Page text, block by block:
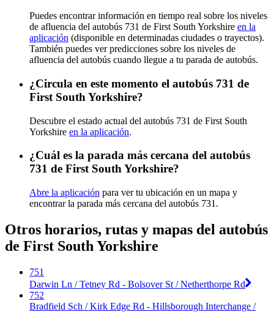
Puedes encontrar información en tiempo real sobre los niveles
de afluencia del autobús 731 de First South Yorkshire en la
aplicación (disponible en determinadas ciudades o trayectos).
También puedes ver predicciones sobre los niveles de
afluencia del autobús cuando llegue a tu parada de autobús.
¿Circula en este momento el autobús 731 de
First South Yorkshire?
Descubre el estado actual del autobús 731 de First South
Yorkshire en la aplicación.
¿Cuál es la parada más cercana del autobús
731 de First South Yorkshire?
Abre la aplicación para ver tu ubicación en un mapa y
encontrar la parada más cercana del autobús 731.
Otros horarios, rutas y mapas del autobús
de First South Yorkshire
751
Darwin Ln / Tetney Rd - Bolsover St / Netherthorpe Rd
752
Bradfield Sch / Kirk Edge Rd - Hillsborough Interchange /